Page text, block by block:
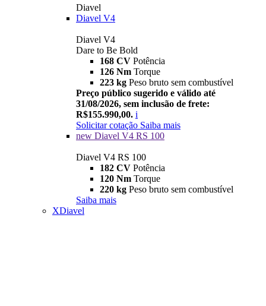
Diavel
Diavel V4
Diavel V4
Dare to Be Bold
168 CV Potência
126 Nm Torque
223 kg Peso bruto sem combustível
Preço público sugerido e válido até
31/08/2026, sem inclusão de frete:
R$155.990,00. i
Solicitar cotação Saiba mais
new Diavel V4 RS 100
Diavel V4 RS 100
182 CV Potência
120 Nm Torque
220 kg Peso bruto sem combustível
Saiba mais
XDiavel